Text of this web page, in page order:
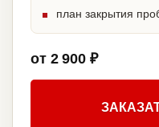
план закрытия
от 2 900 ₽